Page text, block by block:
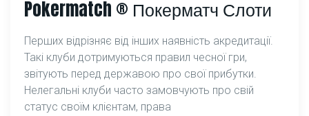
Pokermatch ® Покерматч Слоти
Перших відрізняє від інших наявність акредитації.
Такі клуби дотримуються правил чесної гри,
звітують перед державою про свої прибутки.
Нелегальні клуби часто замовчують про свій
статус своїм клієнтам, права